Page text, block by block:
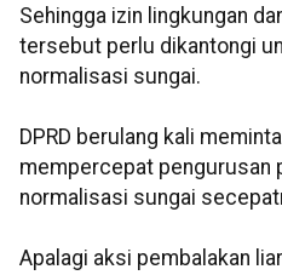
Sehingga izin lingkungan
tersebut perlu dikantongi
normalisasi sungai.
DPRD berulang kali
mempercepat pengurusan
normalisasi sungai
Apalagi aksi pembalakan